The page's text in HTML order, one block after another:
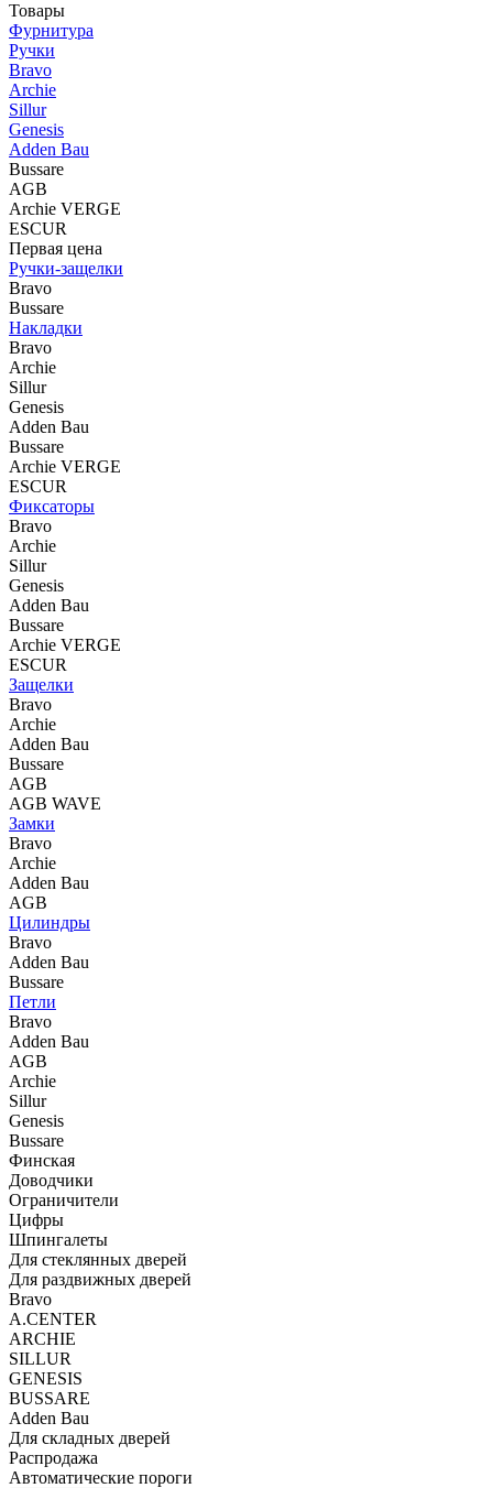
Товары
Фурнитура
Ручки
Bravo
Archie
Sillur
Genesis
Adden Bau
Bussare
AGB
Archie VERGE
ESCUR
Первая цена
Ручки-защелки
Bravo
Bussare
Накладки
Bravo
Archie
Sillur
Genesis
Adden Bau
Bussare
Archie VERGE
ESCUR
Фиксаторы
Bravo
Archie
Sillur
Genesis
Adden Bau
Bussare
Archie VERGE
ESCUR
Защелки
Bravo
Archie
Adden Bau
Bussare
AGB
AGB WAVE
Замки
Bravo
Archie
Adden Bau
AGB
Цилиндры
Bravo
Adden Bau
Bussare
Петли
Bravo
Adden Bau
AGB
Archie
Sillur
Genesis
Bussare
Финская
Доводчики
Ограничители
Цифры
Шпингалеты
Для стеклянных дверей
Для раздвижных дверей
Bravo
A.CENTER
ARCHIE
SILLUR
GENESIS
BUSSARE
Adden Bau
Для складных дверей
Распродажа
Автоматические пороги